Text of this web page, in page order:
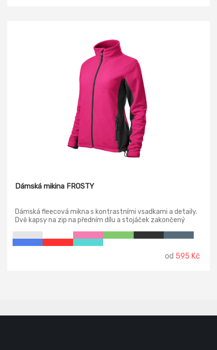
Dámská mikina FROSTY
Dámská fleecová mikna s kontrastními vsadkami a detaily.
Dvě kapsy na zip na předním dílu a stojáček zakončený
od 595 Kč